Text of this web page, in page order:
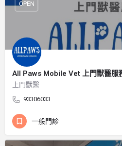
All Paws Mobile Vet 上門獸醫服
上門獸醫
93306033
OPEN
一般門診